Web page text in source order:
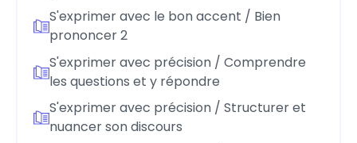
S'exprimer avec le bon accent / Bien
prononcer 2
S'exprimer avec précision / Comprendre
les questions et y répondre
S'exprimer avec précision / Structurer et
nuancer son discours